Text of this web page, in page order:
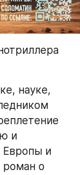
науке,
и
Европы и
роман о